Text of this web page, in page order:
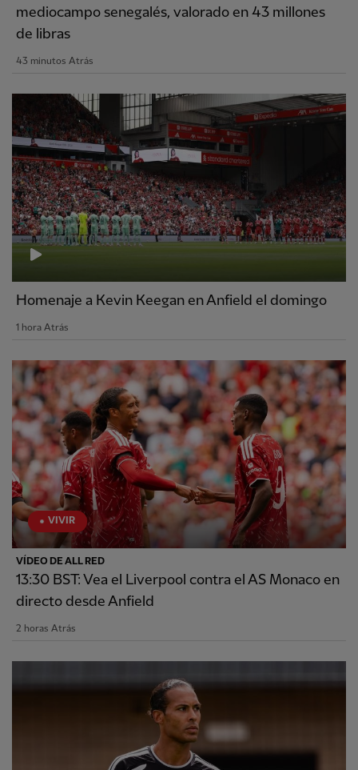
mediocampo senegalés, valorado en 43 millones
de libras
43 minutos Atrás
Homenaje a Kevin Keegan en Anfield el domingo
1 hora Atrás
VIVIR
VÍDEO DE ALL RED
13:30 BST: Vea el Liverpool contra el AS Monaco en
directo desde Anfield
2 horas Atrás